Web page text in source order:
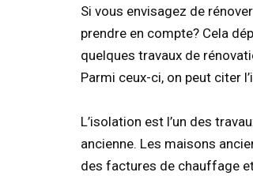
Si vous envisagez de
prendre en compte? Cela
quelques travaux de
Parmi ceux-ci, on peut citer
L’isolation est l’un des
ancienne. Les maisons
des factures de chauffage